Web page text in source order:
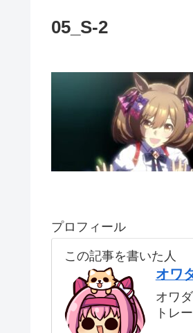
05_S-2
プロフィール
この記事を書いた人
オワ
オワ
トレ